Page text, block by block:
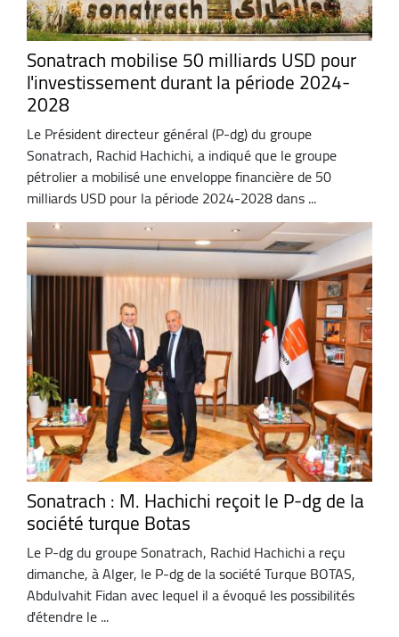
Sonatrach mobilise 50 milliards USD pour
l'investissement durant la période 2024-
2028
Le Président directeur général (P-dg) du groupe
Sonatrach, Rachid Hachichi, a indiqué que le groupe
pétrolier a mobilisé une enveloppe financière de 50
milliards USD pour la période 2024-2028 dans ...
Sonatrach : M. Hachichi reçoit le P-dg de la
société turque Botas
Le P-dg du groupe Sonatrach, Rachid Hachichi a reçu
dimanche, à Alger, le P-dg de la société Turque BOTAS,
Abdulvahit Fidan avec lequel il a évoqué les possibilités
d'étendre le ...